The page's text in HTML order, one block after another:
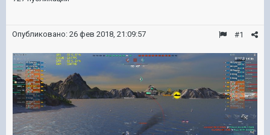
#1
Опубликовано: 26 фев 2018, 21:09:57